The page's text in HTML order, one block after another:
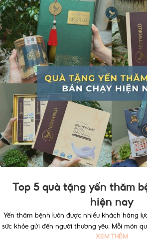
Top 5 quà tặng yến thăm
hiện nay
Yến thăm bệnh luôn được nhiều khách hàng
sức khỏe gửi đến người thương yêu. Mỗi món
XEM THÊM